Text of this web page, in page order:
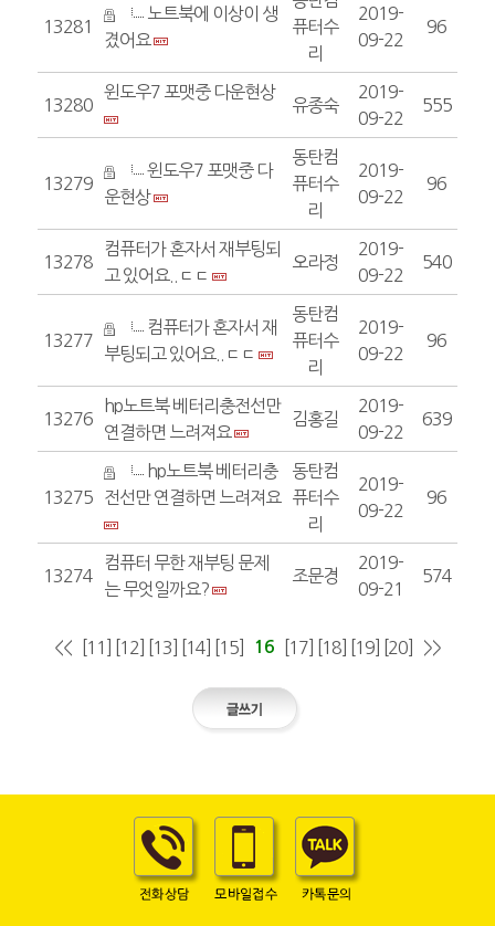
13281
노트북에 이상이 생
겼어요
퓨터수
리
2019-
09-22
96
13280
윈도우7 포맷중 다운현상
유종숙
2019-
09-22
555
13279
윈도우7 포맷중 다
운현상
동탄컴
퓨터수
리
2019-
09-22
96
13278
컴퓨터가 혼자서 재부팅되
고 있어요..ㄷㄷ
오라정
2019-
09-22
540
13277
컴퓨터가 혼자서 재
부팅되고 있어요..ㄷㄷ
동탄컴
퓨터수
리
2019-
09-22
96
13276
hp노트북 베터리충전선만
연결하면 느려져요
김홍길
2019-
09-22
639
13275
hp노트북 베터리충
전선만 연결하면 느려져요
동탄컴
퓨터수
리
2019-
09-22
96
13274
컴퓨터 무한 재부팅 문제
는 무엇일까요?
조문경
2019-
09-21
574
<< [11] [12] [13] [14] [15] 16 [17] [18] [19] [20] >>
동탄컴퓨터수리
070-4981-4049빠른출장 컴퓨터수리 경기도 화성시 청계동 533